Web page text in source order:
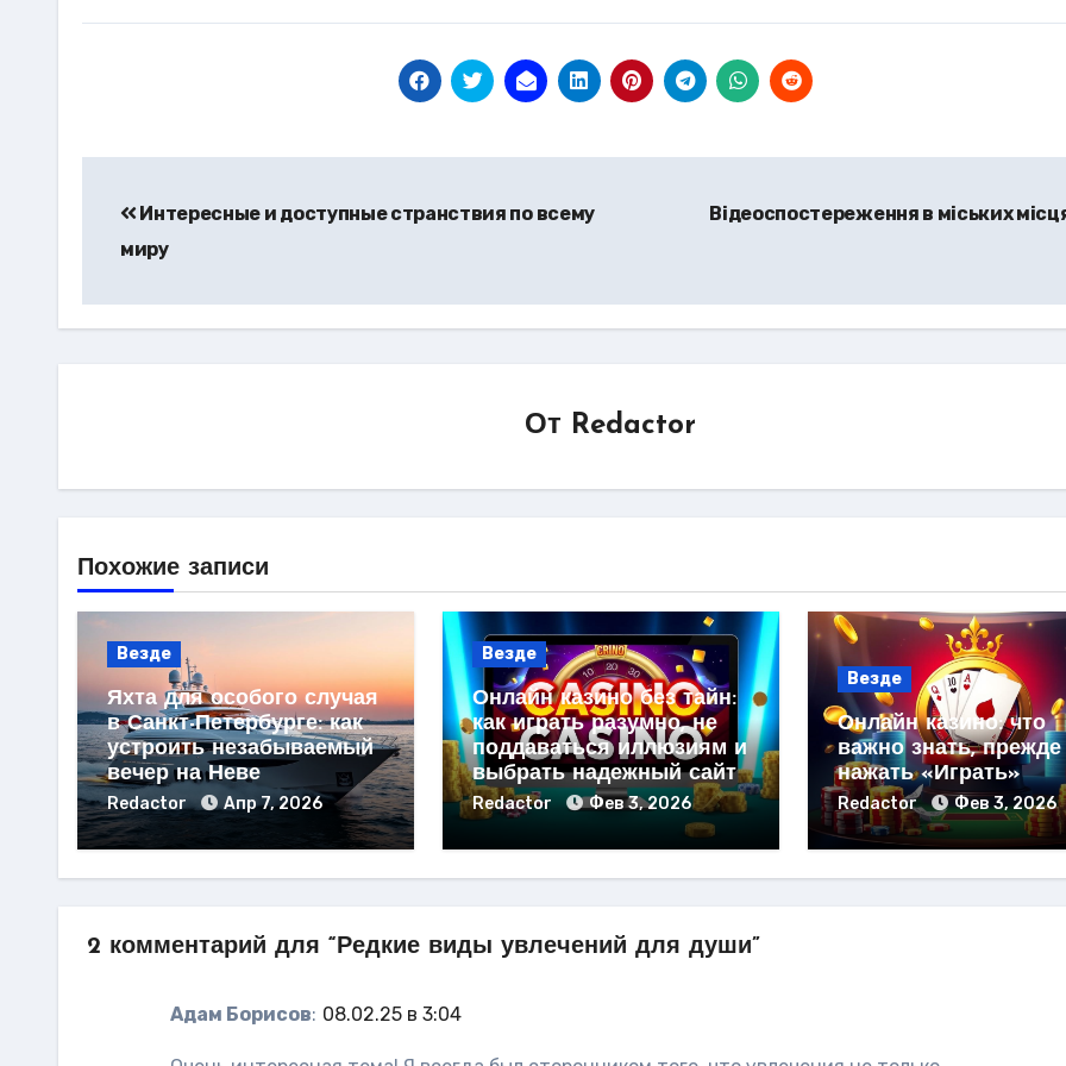
по
записям
Интересные и доступные странствия по всему
миру
Відеоспостереження в міських
От Redactor
Похожие записи
Везде
Яхта для особого случая
в Санкт-Петербурге: как
устроить незабываемый
вечер на Неве
Redactor Апр 7, 2026
Везде
Онлайн казино без тайн:
как играть разумно, не
поддаваться иллюзиям и
выбрать надежный сайт
Redactor Фев 3, 2026
Везде
Онлайн казино: что
важно знать,
нажать «Играть»
Redactor Фев 3, 2026
2 комментарий для “Редкие виды увлечений для души”
Адам Борисов: 08.02.25 в 3:04